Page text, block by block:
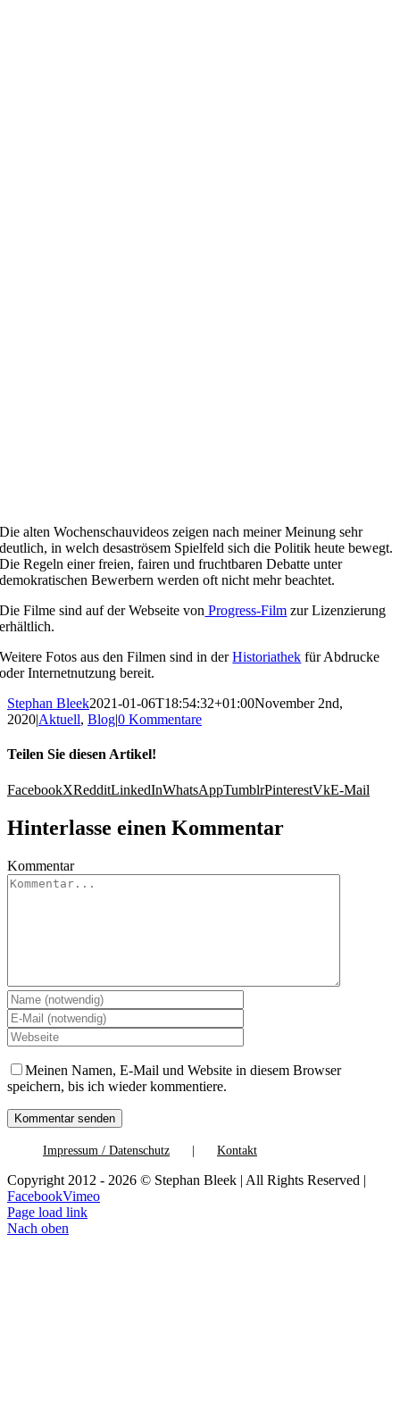
Die alten Wochenschauvideos zeigen nach meiner Meinung sehr
deutlich, in welch desaströsem Spielfeld sich die Politik heute bewegt.
Die Regeln einer freien, fairen und fruchtbaren Debatte unter
demokratischen Bewerbern werden oft nicht mehr beachtet.
Die Filme sind auf der Webseite von Progress-Film zur Lizenzierung
erhältlich.
Weitere Fotos aus den Filmen sind in derHistoriathek für Abdrucke
oder Internetnutzung bereit.
Stephan Bleek2021-01-06T18:54:32+01:00November 2nd,
2020|Aktuell, Blog|0 Kommentare
Teilen Sie diesen Artikel!
FacebookXRedditLinkedInWhatsAppTumblrPinterestVkE-Mail
Hinterlasse einen Kommentar
Kommentar
Meinen Namen, E-Mail und Website in diesem Browser
speichern, bis ich wieder kommentiere.
Impressum / Datenschutz Kontakt
Copyright 2012 - 2026 © Stephan Bleek | All Rights Reserved |
FacebookVimeo
Page load link
Nach oben